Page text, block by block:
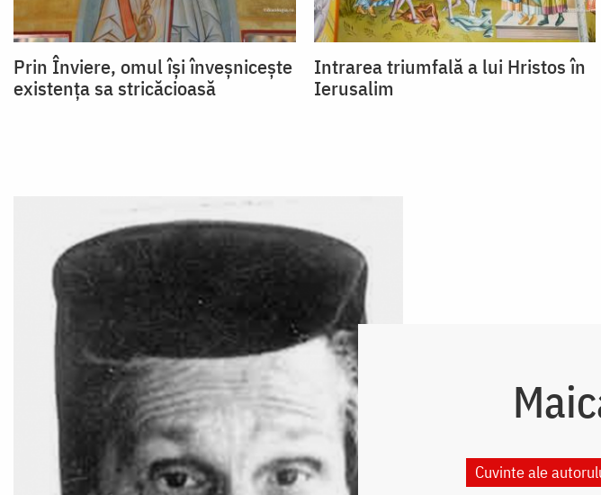
Prin Înviere, omul își înveșnicește
existența sa stricăcioasă
Intrarea triumfală a lui Hristos în
Ierusalim
Cuvinte ale